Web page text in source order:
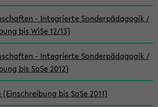
- Integrierte Sonderpädagogik /
bis WiSe 12/13)
- Integrierte Sonderpädagogik /
bis SoSe 2012)
bis SoSe 2011)